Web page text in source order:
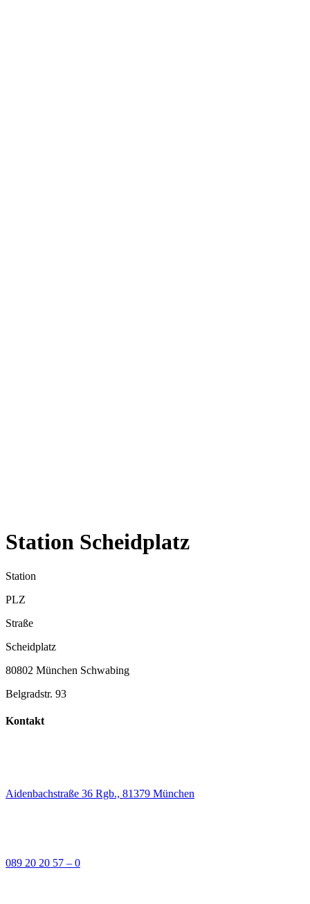
Station Scheidplatz
Station
PLZ
Straße
Scheidplatz
80802 München Schwabing
Belgradstr. 93
Kontakt
Aidenbachstraße 36 Rgb., 81379 München
089 20 20 57 – 0